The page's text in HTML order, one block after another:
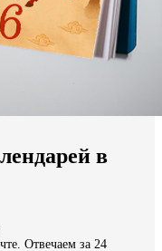
в
Отвечаем за 24